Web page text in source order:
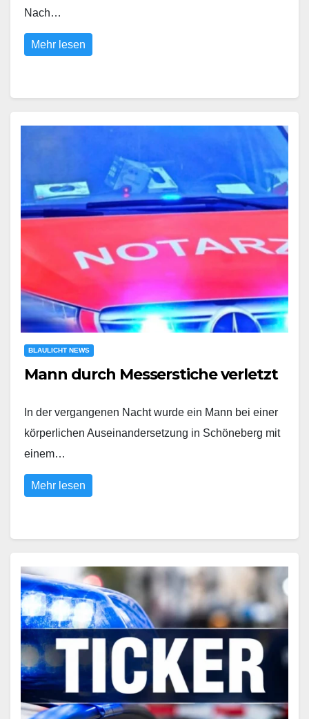
Nach…
Mehr lesen
BLAULICHT NEWS
Mann durch Messerstiche verletzt
In der vergangenen Nacht wurde ein Mann bei einer
körperlichen Auseinandersetzung in Schöneberg mit
einem…
Mehr lesen